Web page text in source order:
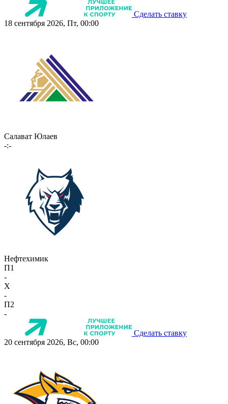
Сделать ставку
18 сентября 2026, Пт, 00:00
Салават Юлаев
-:-
Нефтехимик
П1
-
X
-
П2
-
Сделать ставку
20 сентября 2026, Вс, 00:00